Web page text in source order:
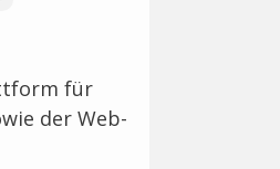
für
der Web-